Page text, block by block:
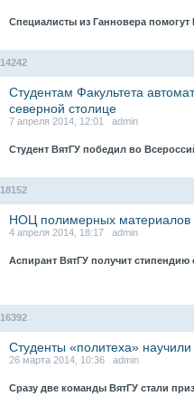
Специалисты из Ганновера
14242
Студентам Факультета
северной столице
7 апреля 2014, 12:01 admin
Студент ВятГУ победил во
18152
НОЦ полимерных материалов
4 апреля 2014, 18:17 admin
Аспирант ВятГУ получит
16392
Студенты «политеха»
26 марта 2014, 10:36 admin
Сразу две команды ВятГУ стали